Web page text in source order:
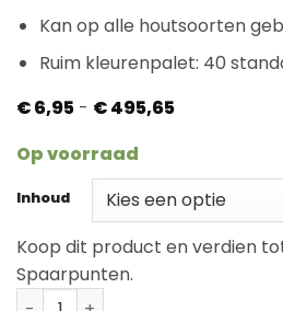
Kan op alle houtsoorten
Ruim kleurenpalet: 40
€6,95 - €495,65Prijsklasse:
Op voorraad
Inhoud
Koop dit product en verdien
Spaarpunten.
Rubio Monocoat Oil Plus Pine